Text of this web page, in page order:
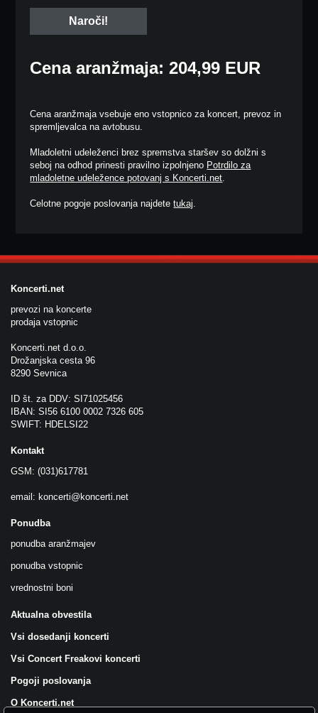
Cena aranžmaja: 204,99 EUR
Cena aranžmaja vsebuje eno vstopnico za koncert, prevoz in
spremljevalca na avtobusu.
Mladoletni udeleženci brez spremstva staršev so dolžni s
seboj na odhod prinesti pravilno izpolnjeno Potrdilo za
mladoletne udeležence potovanj s Koncerti.net.
Celotne pogoje poslovanja najdetetukaj.
Koncerti.net
prevozi na koncerte
prodaja vstopnic
Koncerti.net d.o.o.
Drožanjska cesta 96
8290 Sevnica
ID št. za DDV: SI71025456
IBAN: SI56 6100 0002 7326 605
SWIFT: HDELSI22
Kontakt
GSM: (031)617781
email: koncerti@koncerti.net
Ponudba
ponudba aranžmajev
ponudba vstopnic
vrednostni boni
Aktualna obvestila
Vsi dosedanji koncerti
Vsi Concert Freakovi koncerti
Pogoji poslovanja
O Koncerti.net